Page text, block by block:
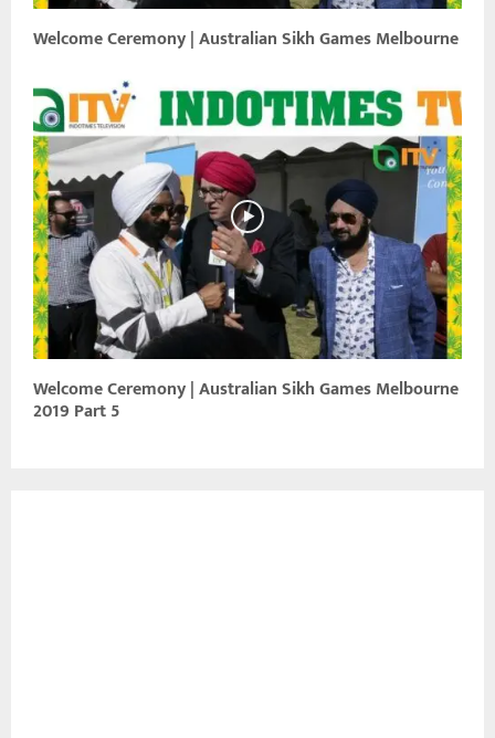
Welcome Ceremony | Australian Sikh Games Melbourne
Welcome Ceremony | Australian Sikh Games Melbourne
2019 Part 5